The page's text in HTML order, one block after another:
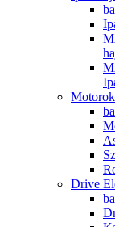
Motorok
Drive